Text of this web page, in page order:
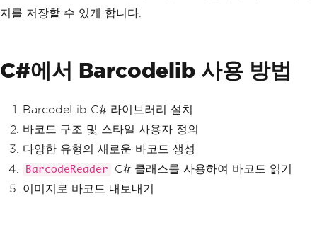
지를 저장할 수 있게 합니다.
C#에서 Barcodelib 사용 방법
BarcodeLib C# 라이브러리 설치
바코드 구조 및 스타일 사용자 정의
다양한 유형의 새로운 바코드 생성
BarcodeReader
C# 클래스를 사용하여 바코드 읽기
이미지로 바코드 내보내기